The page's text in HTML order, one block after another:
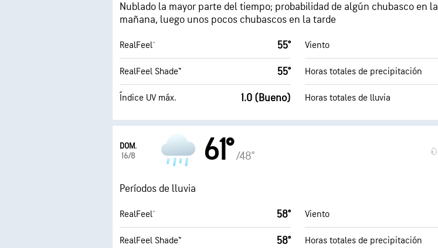
Nublado la mayor parte del tiempo; probabilidad de algún chubasco en la
mañana, luego unos pocos chubascos en la tarde
RealFeel® 55°
RealFeel Shade™ 55°
Índice UV máx. 1.0 (Bueno)
Viento
Horas totales de precipitación
Horas totales de lluvia
DOM.
16/8
61° /48°
Períodos de lluvia
RealFeel® 58°
RealFeel Shade™ 58°
Viento
Horas totales de precipitación